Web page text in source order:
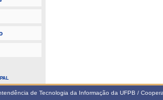
de Tecnologia da Informação da UFPB /